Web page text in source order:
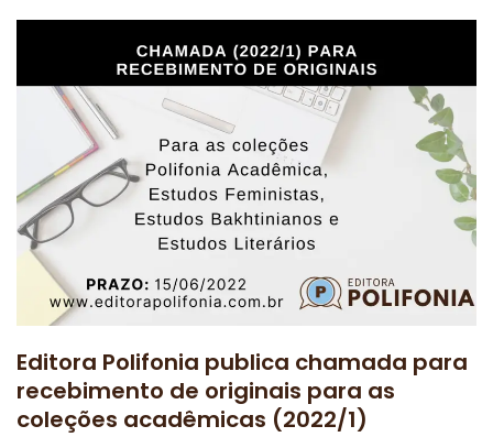
Editora Polifonia publica chamada para
recebimento de originais para as
coleções acadêmicas (2022/1)